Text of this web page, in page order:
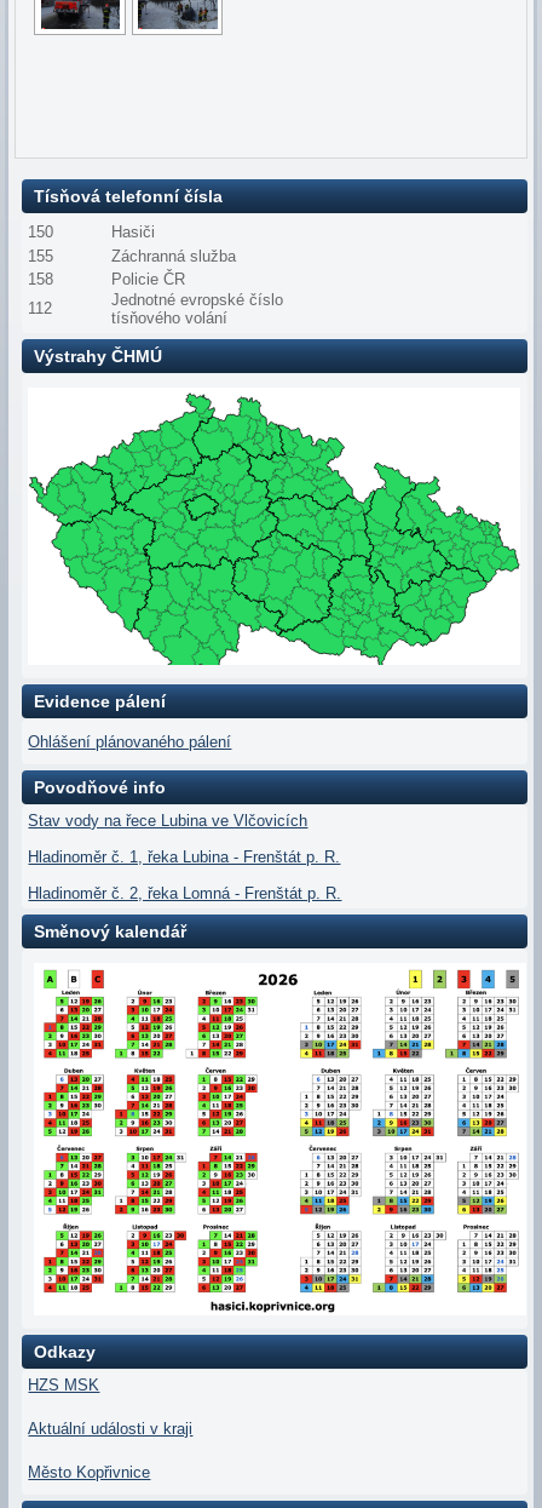
Tísňová telefonní čísla
150
Hasiči
155
Záchranná služba
158
Policie ČR
112
Jednotné evropské číslo
tísňového volání
Výstrahy ČHMÚ
Evidence pálení
Ohlášení plánovaného pálení
Povodňové info
Stav vody na řece Lubina ve Vlčovicích
Hladinoměr č. 1, řeka Lubina - Frenštát p. R.
Hladinoměr č. 2, řeka Lomná - Frenštát p. R.
Směnový kalendář
Odkazy
HZS MSK
Aktuální události v kraji
Město Kopřivnice